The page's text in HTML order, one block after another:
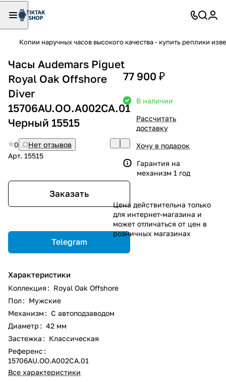
Копии наручных часов высокого качества - купить реплики
Часы Audemars Piguet
Royal Oak Offshore
Diver
15706AU.OO.A002CA.01
Черный 15515
0
Нет отзывов
Арт. 15515
Заказать
Telegram
Характеристики
Коллекция : Royal Oak Offshore
Пол : Мужские
Механизм : С автоподзаводом
Диаметр : 42 мм
Застежка : Классическая
Референс :
15706AU.OO.A002CA.01
Все характеристики
77 900 ₽
В наличии
Рассчитать
доставку
Хочу в подарок
Гарантия на
механизм 1 год
Цена действительна только
для интернет-магазина и
может отличаться от цен в
розничных магазинах